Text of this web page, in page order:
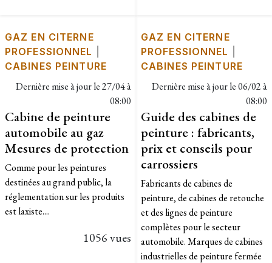
GAZ EN CITERNE
PROFESSIONNEL
CABINES PEINTURE
Dernière mise à jour le27/04 à
08:00
Cabine de peinture
automobile au gaz
Mesures de protection
Comme pour les peintures
destinées au grand public, la
réglementation sur les produits
est laxiste....
1056 vues
GAZ EN CITERNE
PROFESSIONNEL
CABINES PEINTURE
Dernière mise à jour le06/02 à
08:00
Guide des cabines de
peinture : fabricants,
prix et conseils pour
carrossiers
Fabricants de cabines de
peinture, de cabines de retouche
et des lignes de peinture
complètes pour le secteur
automobile. Marques de cabines
industrielles de peinture fermée